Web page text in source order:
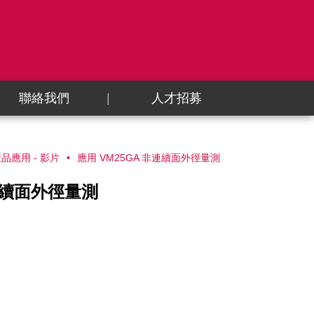
聯絡我們 人才招募
應用 - 影片 應用 VM25GA 非連續面外徑量測
面外徑量測